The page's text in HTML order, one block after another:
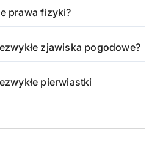
prawa fizyki?
zjawiska pogodowe?
pierwiastki